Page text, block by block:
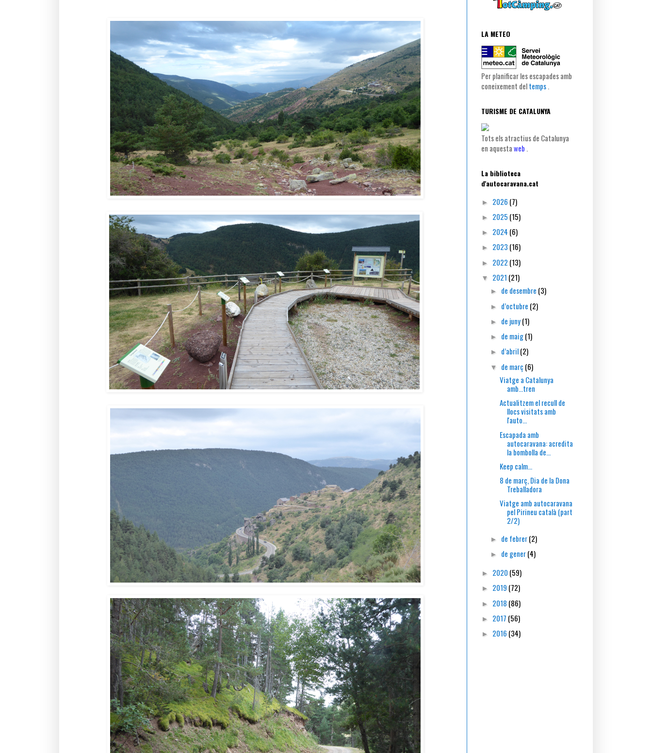
LA METEO
Per planificar les escapades amb
coneixement deltemps.
TURISME DE CATALUNYA
Tots els atractius de Catalunya
en aquestaweb .
La biblioteca
d'autocaravana.cat
► 2026 (7)
► 2025 (15)
► 2024 (6)
► 2023 (16)
► 2022 (13)
▼ 2021 (21)
► de desembre (3)
► d’octubre (2)
► de juny(1)
► de maig(1)
► d’abril(2)
▼ de març (6)
Viatge a Catalunya
amb...tren
Actualitzem el recull de
llocs visitats amb
l'auto...
Escapada amb
autocaravana: acredita
la bombolla de...
Keep calm...
8 de març, Dia de la Dona
Treballadora
Viatge amb autocaravana
pel Pirineu català (part
2/2)
► de febrer(2)
► de gener(4)
► 2020 (59)
► 2019 (72)
► 2018 (86)
► 2017 (56)
► 2016 (34)